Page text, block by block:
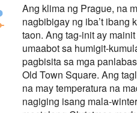
Prague - Precipitation
Prague - Panahon
Ang klima ng Prague, na
nagbibigay ng iba’t ibang
taon. Ang tag-init ay
umaabot sa humigit-
pagbisita sa mga
Old Town Square. Ang
na may temperatura na
nagiging isang mala-